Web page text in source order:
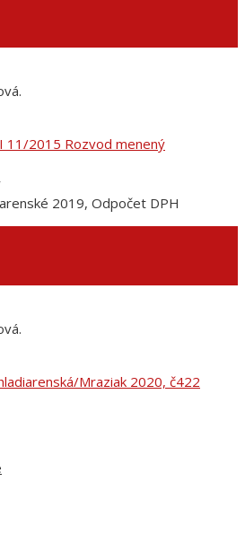
11/2015 Rozvod menený
Mraziak 2020, č422